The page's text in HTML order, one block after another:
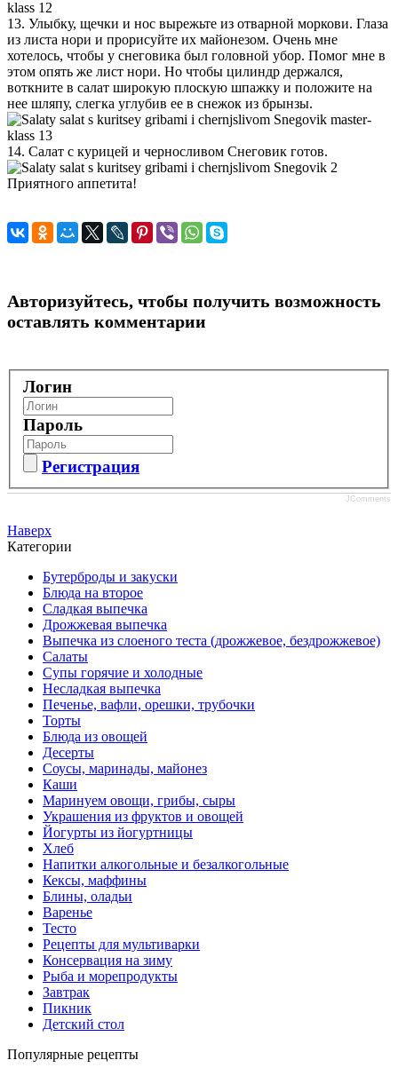
13. Улыбку, щечки и нос вырежьте из отварной моркови. Глаза
из листа нори и прорисуйте их майонезом. Очень мне
хотелось, чтобы у снеговика был головной убор. Помог мне в
этом опять же лист нори. Но чтобы цилиндр держался,
воткните в салат широкую плоскую шпажку и положите на
нее шляпу, слегка углубив ее в снежок из брынзы.
14. Салат с курицей и черносливом Снеговик готов.
Приятного аппетита!
Авторизуйтесь, чтобы получить возможность
оставлять комментарии
Логин
Пароль
Регистрация
JComments
Наверх
Категории
Бутерброды и закуски
Блюда на второе
Сладкая выпечка
Дрожжевая выпечка
Выпечка из слоеного теста (дрожжевое, бездрожжевое)
Салаты
Супы горячие и холодные
Несладкая выпечка
Печенье, вафли, орешки, трубочки
Торты
Блюда из овощей
Десерты
Соусы, маринады, майонез
Каши
Маринуем овощи, грибы, сыры
Украшения из фруктов и овощей
Йогурты из йогуртницы
Хлеб
Напитки алкогольные и безалкогольные
Кексы, маффины
Блины, оладьи
Варенье
Тесто
Рецепты для мультиварки
Консервация на зиму
Рыба и морепродукты
Завтрак
Пикник
Детский стол
Популярные рецепты